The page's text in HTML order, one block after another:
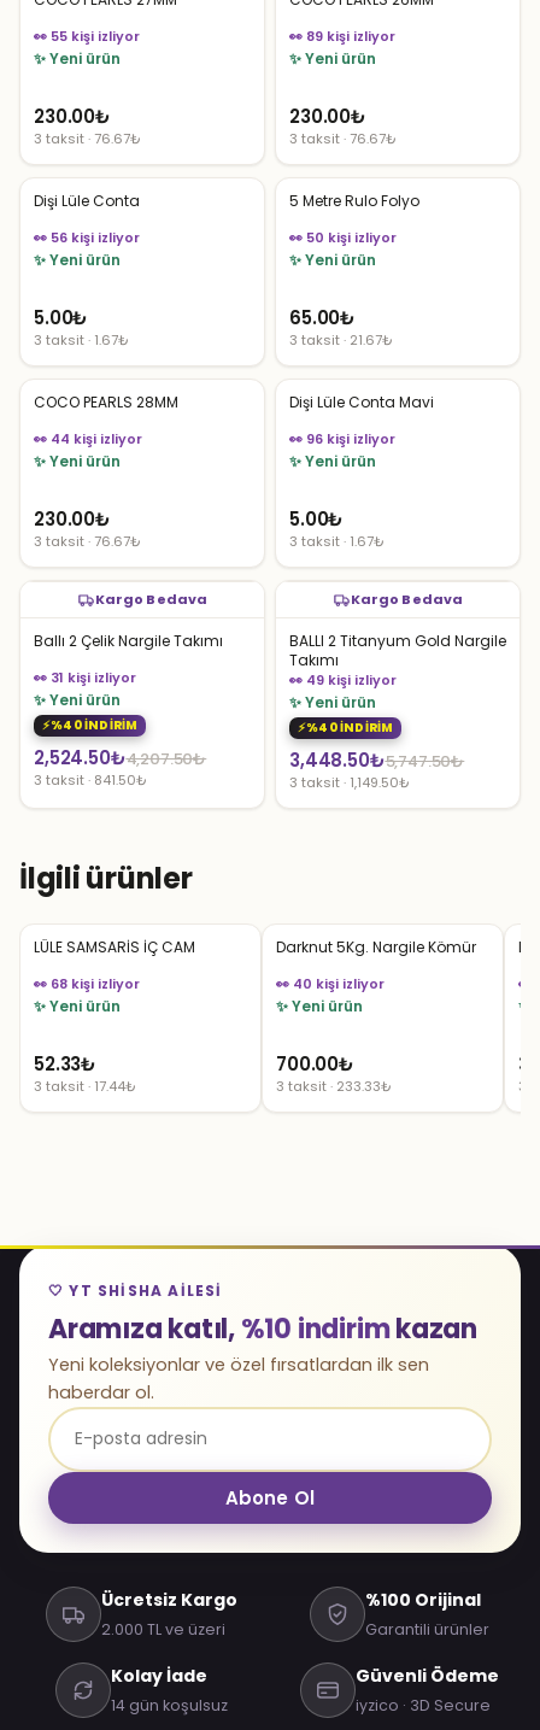
👀 55 kişi izliyor
✨ Yeni ürün
230.00₺
3 taksit · 76.67₺
👀 89 kişi izliyor
✨ Yeni ürün
230.00₺
3 taksit · 76.67₺
Dişi Lüle Conta
👀 56 kişi izliyor
✨ Yeni ürün
5.00₺
3 taksit · 1.67₺
5 Metre Rulo Folyo
👀 50 kişi izliyor
✨ Yeni ürün
65.00₺
3 taksit · 21.67₺
COCO PEARLS 28MM
👀 44 kişi izliyor
✨ Yeni ürün
230.00₺
3 taksit · 76.67₺
Dişi Lüle Conta Mavi
👀 96 kişi izliyor
✨ Yeni ürün
5.00₺
3 taksit · 1.67₺
Kargo Bedava
Ballı 2 Çelik Nargile Takımı
👀 31 kişi izliyor
✨ Yeni ürün
%40 İNDİRİM
4,207.50₺
Orijinal
fiyat:
2,524.50₺
Şu
andaki
3 taksit · 841.50₺
Kargo Bedava
BALLI 2 Titanyum Gold Nargile
Takımı
👀 49 kişi izliyor
✨ Yeni ürün
%40 İNDİRİM
5,747.50₺
Orijinal
fiyat:
3,448.50₺
Şu
andaki
3 taksit · 1,149.50₺
İlgili ürünler
LÜLE SAMSARİS İÇ CAM
👀 68 kişi izliyor
✨ Yeni ürün
52.33₺
3 taksit · 17.44₺
Darknut 5Kg. Nargile Kömür
👀 40 kişi izliyor
✨ Yeni ürün
700.00₺
3 taksit · 233.33₺
👀
✨
3
🤍 YT SHISHA AILESI
Aramıza katıl,%10 indirimkazan
Yeni koleksiyonlar ve özel fırsatlardan ilk sen
haberdar ol.
Abone Ol
Ücretsiz Kargo
2.000 TL ve üzeri
%100 Orijinal
Garantili ürünler
Kolay İade
14 gün koşulsuz
Güvenli Ödeme
iyzico · 3D Secure